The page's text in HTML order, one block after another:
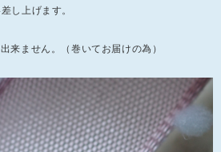
し上げます。
来ません。（巻いてお届けの為）